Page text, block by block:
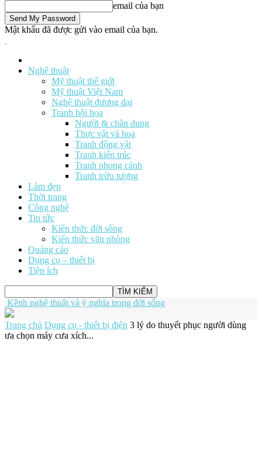
email của bạn
Mật khẩu đã được gửi vào email của bạn.
Nghệ thuật
Mỹ thuật thế giới
Mỹ thuật Việt Nam
Nghệ thuật đương đại
Tranh hội họa
Người & chân dung
Thực vật và hoa
Tranh động vật
Tranh kiến trúc
Tranh phong cảnh
Tranh trừu tượng
Làm đẹp
Thời trang
Công nghệ
Tin tức
Kiến thức đời sống
Kiến thức văn phòng
Quảng cáo
Dụng cụ – thiết bị
Tiện ích
Kênh nghệ thuật và ý nghĩa trong đời sống
Trang chủ Dụng cụ - thiết bị điện 3 lý do thuyết phục người dùng
ưa chọn máy cưa xích...